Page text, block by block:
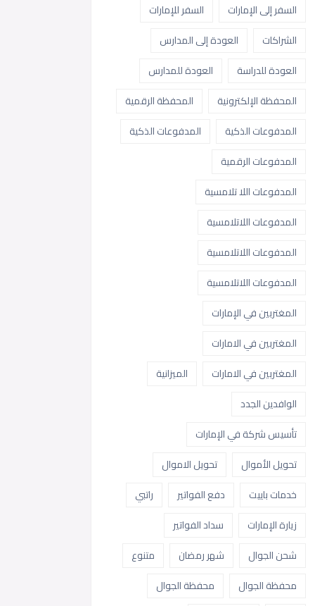
السفر إلى الإمارات
السفر للإمارات
الشراكات
العودة إلى المدارس
العودة للدراسة
العودة للمدارس
المحفظة الإلكترونية
المحفظة الرقمية
المدفوعات الذكية
المدفوعات الذكية
المدفوعات الرقمية
المدفوعات اللا تلامسية
المدفوعات اللاتلامسية
المدفوعات اللاتلامسية
المدفوعات اللاتلامسية
المغتربين في الإمارات
المغتربين في الامارات
المغتربين في الامارات
الميزانية
الوافدين الجدد
تأسيس شركة في الإمارات
تحويل الأموال
تحويل الاموال
خدمات باييت
دفع الفواتير
راتبي
زيارة الإمارات
سداد الفواتير
شحن الجوال
شهر رمضان
متنوع
محفظة الجوال
محفظة الجوال